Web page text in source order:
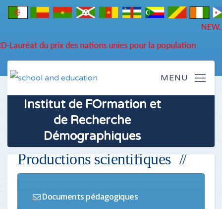
Lauréat du prix des nations unies pour la population
Institut de FOrmation et
de Recherche
Démographiques
Productions scientifiques
Documents pédagogiques